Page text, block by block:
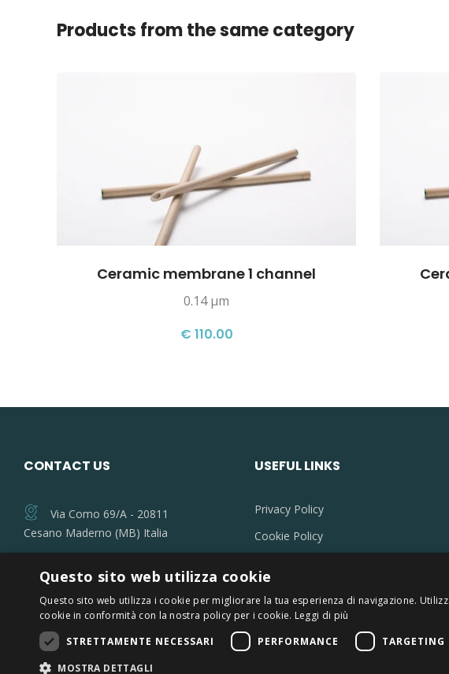
Products from the same category
Ceramic membrane 1 channel
0.14 µm
€ 110.00
CONTACT US
Via Como 69/A - 20811
Cesano Maderno (MB) Italia
info@filtriemembrane.it
USEFUL LINKS
Privacy Policy
Cookie Policy
Questo sito web utilizza cookie
Questo sito web utilizza i cookie per migliorare la tua esperienza di navigazione.
cookie in conformità con la nostra policy per i cookie. Leggi di più
STRETTAMENTE NECESSARI
PERFORMANCE TARGETING
MOSTRA DETTAGLI